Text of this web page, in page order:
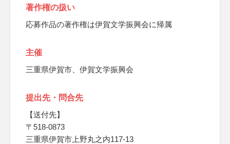
著作権の扱い
応募作品の著作権は伊賀文学振興会に帰属
主催
三重県伊賀市、伊賀文学振興会
提出先・問合先
【送付先】
〒518-0873
三重県伊賀市上野丸之内117-13